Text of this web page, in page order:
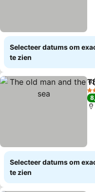
Selecteer datums om
te zien
3
Selecteer datums om
te zien